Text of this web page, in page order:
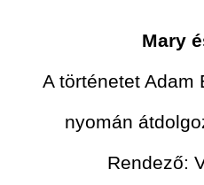
Mary
A történetet Adam
nyomán
Rendező: